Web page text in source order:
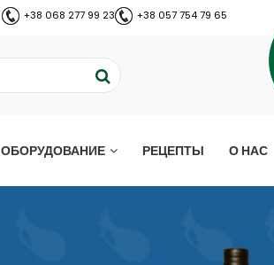
+38 068 277 99 23 +38 057 754 79 65
ОБОРУДОВАНИЕ РЕЦЕПТЫ О НАС